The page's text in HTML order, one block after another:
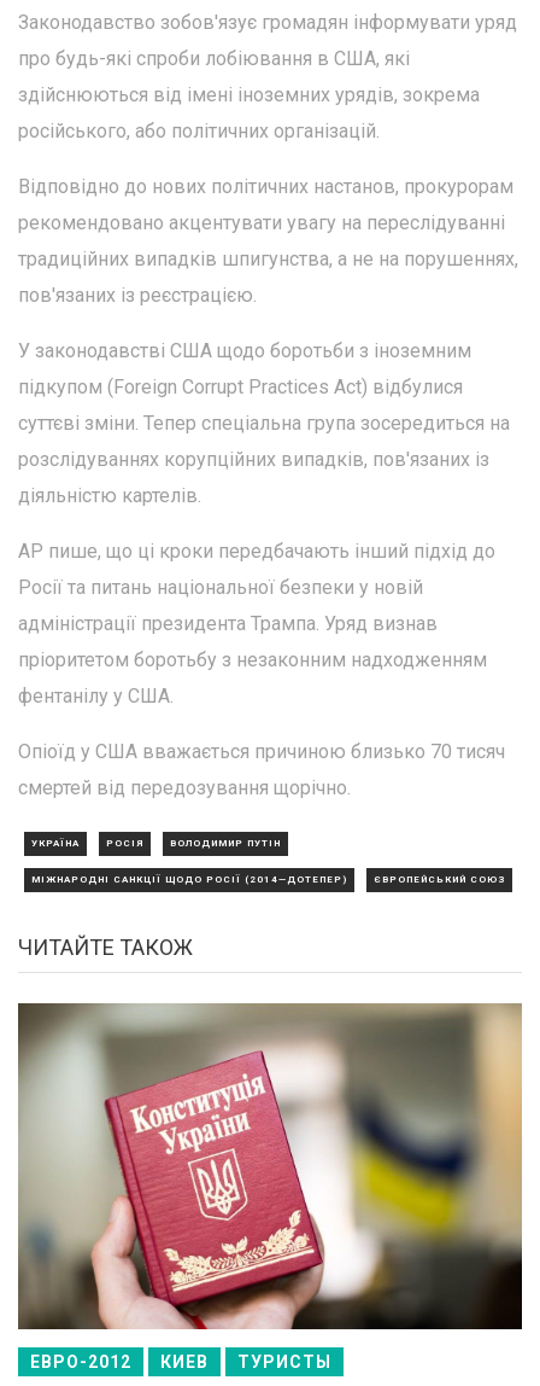
Законодавство зобов'язує громадян інформувати уряд
про будь-які спроби лобіювання в США, які
здійснюються від імені іноземних урядів, зокрема
російського, або політичних організацій.
Відповідно до нових політичних настанов, прокурорам
рекомендовано акцентувати увагу на переслідуванні
традиційних випадків шпигунства, а не на порушеннях,
пов'язаних із реєстрацією.
У законодавстві США щодо боротьби з іноземним
підкупом (Foreign Corrupt Practices Act) відбулися
суттєві зміни. Тепер спеціальна група зосередиться на
розслідуваннях корупційних випадків, пов'язаних із
діяльністю картелів.
AP пише, що ці кроки передбачають інший підхід до
Росії та питань національної безпеки у новій
адміністрації президента Трампа. Уряд визнав
пріоритетом боротьбу з незаконним надходженням
фентанілу у США.
Опіоїд у США вважається причиною близько 70 тисяч
смертей від передозування щорічно.
УКРАЇНА РОСІЯ ВОЛОДИМИР ПУТІН
МІЖНАРОДНІ САНКЦІЇ ЩОДО РОСІЇ (2014—ДОТЕПЕР) ЄВРОПЕЙСЬКИЙ СОЮЗ
ЧИТАЙТЕ ТАКОЖ
ЕВРО-2012 КИЕВ ТУРИСТЫ